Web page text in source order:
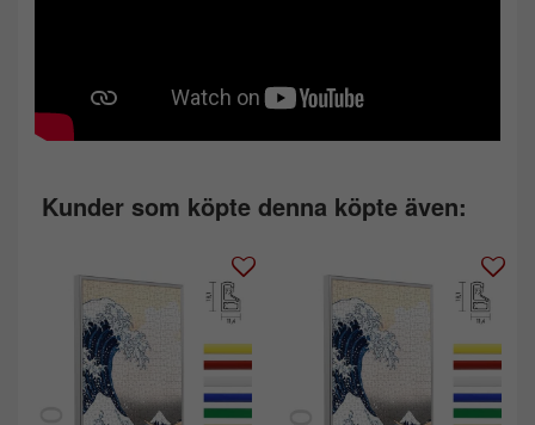
Kunder som köpte denna köpte även: